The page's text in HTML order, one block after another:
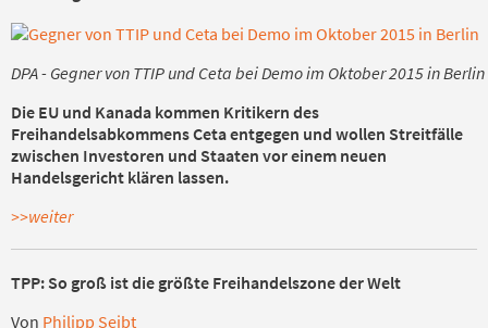
DPA - Gegner von TTIP und Ceta bei Demo im Oktober 2015 in Berlin
Die EU und Kanada kommen Kritikern des
Freihandelsabkommens Ceta entgegen und wollen Streitfälle
zwischen Investoren und Staaten vor einem neuen
Handelsgericht klären lassen.
>>weiter
TPP: So groß ist die größte Freihandelszone der Welt
Von Philipp Seibt